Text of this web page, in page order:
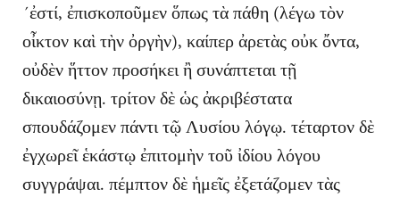
´ἐστί, ἐπισκοποῦμεν ὅπως τὰ πάθη (λέγω τὸν
οἶκτον καὶ τὴν ὀργὴν), καίπερ ἀρετὰς οὐκ ὄντα,
οὐδὲν ἥττον προσήκει ἢ συνάπτεται τῇ
δικαιοσύνῃ. τρίτον δὲ ὡς ἀκριβέστατα
σπουδάζομεν πάντι τῷ Λυσίου λόγῳ. τέταρτον δὲ
ἐγχωρεῖ ἑκάστῳ ἐπιτομὴν τοῦ ἰδίου λόγου
συγγράψαι. πέμπτον δὲ ἡμεῖς ἐξετάζομεν τὰς